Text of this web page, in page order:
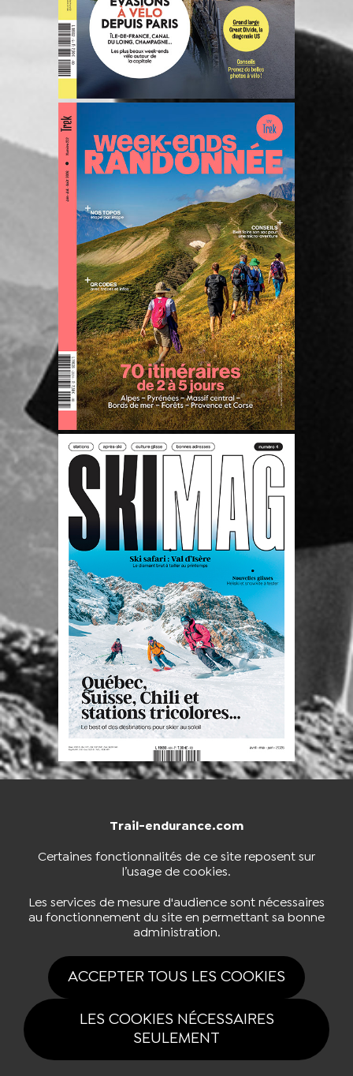
Trail-endurance.com
Certaines fonctionnalités de ce site reposent sur
l’usage de cookies.
Les services de mesure d'audience sont nécessaires
au fonctionnement du site en permettant sa bonne
administration.
ACCEPTER TOUS LES COOKIES
LES COOKIES NÉCESSAIRES
SEULEMENT
NOUS CONTACTER BOUTIQUE
NOUS SUIVRE
Tous drois réservés Trail-endurance.com 2026 |
Politique de confidentialité|Gestion des cookies